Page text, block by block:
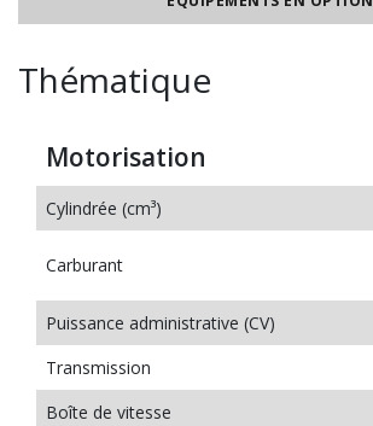
Thématique
Motorisation
Cylindrée (cm³)
Carburant
Puissance administrative (CV)
Transmission
Boîte de vitesse